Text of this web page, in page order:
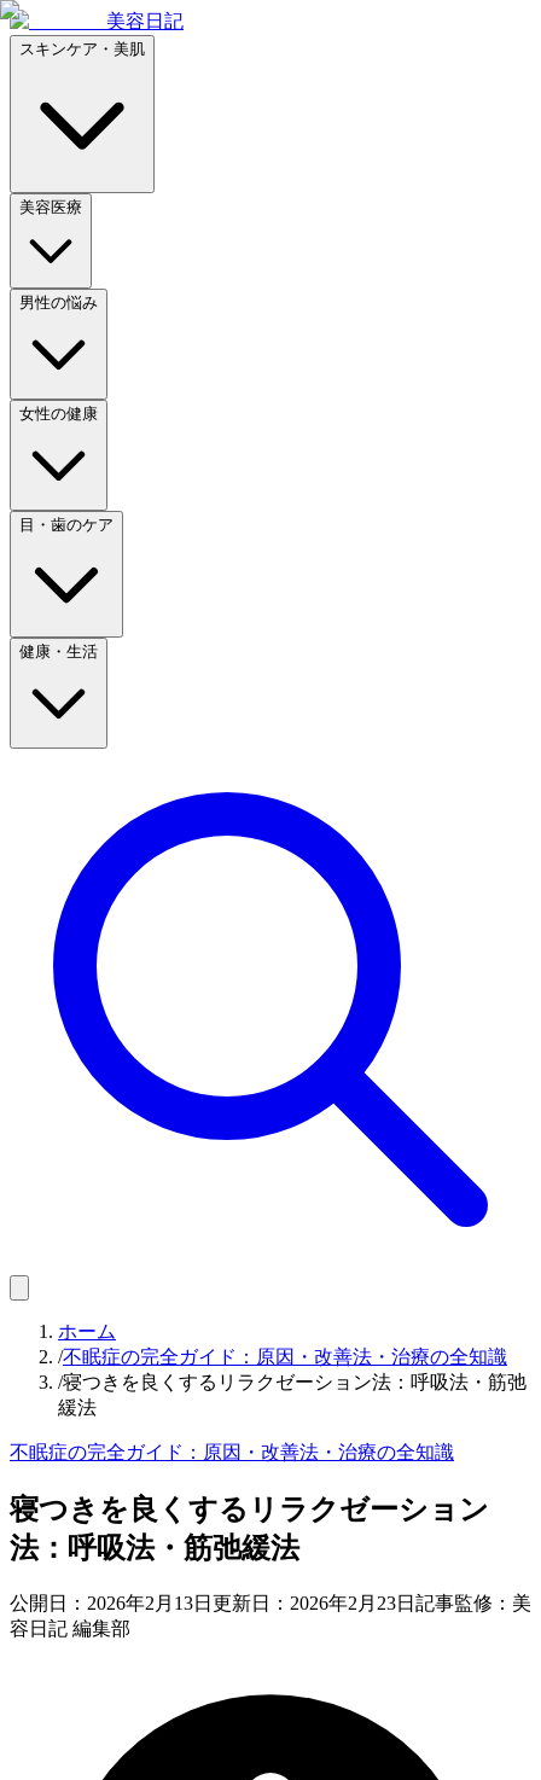
美容日記
スキンケア・美肌
美容医療
男性の悩み
女性の健康
目・歯のケア
健康・生活
ホーム
/不眠症の完全ガイド：原因・改善法・治療の全知識
/寝つきを良くするリラクゼーション法：呼吸法・筋弛
緩法
不眠症の完全ガイド：原因・改善法・治療の全知識
寝つきを良くするリラクゼーション
法：呼吸法・筋弛緩法
公開日： 2026年2月13日 更新日： 2026年2月23日 記事監修：美
容日記 編集部